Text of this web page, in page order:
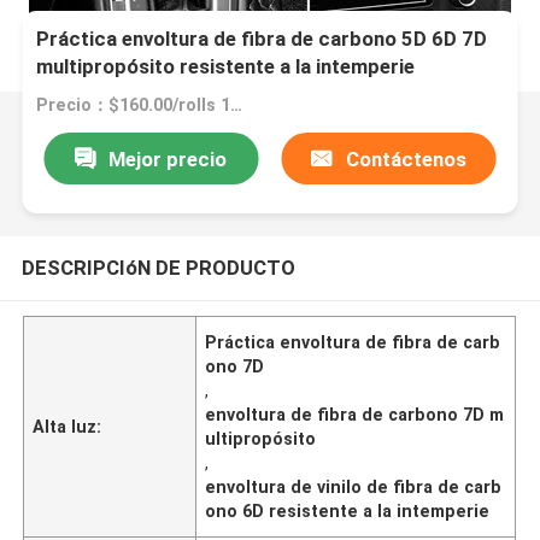
Práctica envoltura de fibra de carbono 5D 6D 7D
multipropósito resistente a la intemperie
Precio：$160.00/rolls 1-14 rolls
Mejor precio Contáctenos
DESCRIPCIóN DE PRODUCTO
Alta luz:
Práctica envoltura de fibra de carb
ono 7D
,
envoltura de fibra de carbono 7D m
ultipropósito
,
envoltura de vinilo de fibra de carb
ono 6D resistente a la intemperie